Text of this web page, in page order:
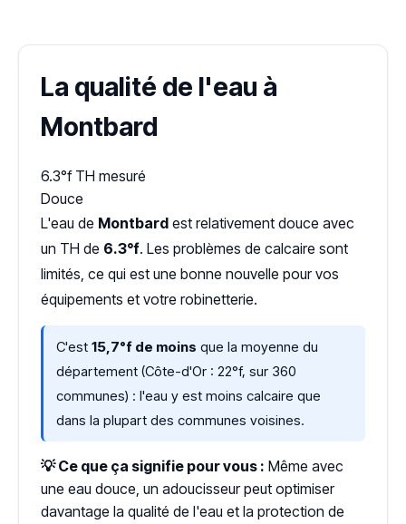
La qualité de l'eau à
Montbard
6.3°f TH mesuré
Douce
L'eau de Montbard est relativement douce avec
un TH de 6.3°f. Les problèmes de calcaire sont
limités, ce qui est une bonne nouvelle pour vos
équipements et votre robinetterie.
C'est 15,7°f de moins que la moyenne du
département (Côte-d'Or : 22°f, sur 360
communes) : l'eau y est moins calcaire que
dans la plupart des communes voisines.
💡 Ce que ça signifie pour vous : Même avec
une eau douce, un adoucisseur peut optimiser
davantage la qualité de l'eau et la protection de